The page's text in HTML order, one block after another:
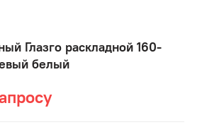
Глазго раскладной 160-
белый